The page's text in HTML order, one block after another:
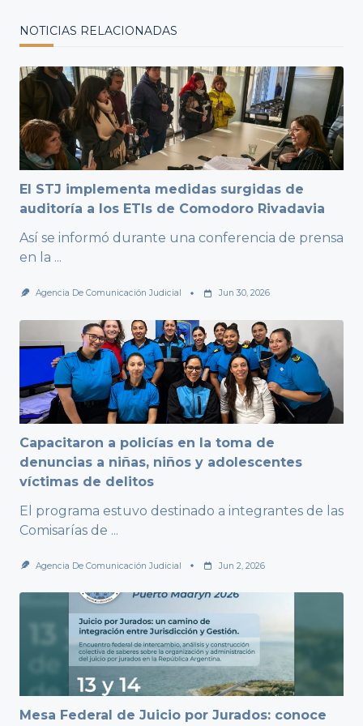
NOTICIAS RELACIONADAS
El STJ implementa medidas surgidas de
auditoría a los ETIs de Comodoro Rivadavia
Así se informó durante una conferencia de prensa
en la ...
Agencia De Comunicación Judicial Jun 30, 2026
Capacitaron a policías en la toma de
denuncias a niñas, niños y adolescentes
víctimas de delitos
El programa estuvo destinado a integrantes de las
Comisarías de ...
Agencia De Comunicación Judicial Jun 2, 2026
Mesa Federal de Juicio por Jurados: conoce